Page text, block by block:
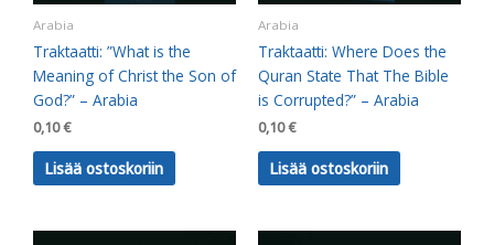
Arabia
Traktaatti: ”What is the
Meaning of Christ the Son of
God?” – Arabia
0,10€
Lisää ostoskoriin
Arabia
Traktaatti: Where Does the
Quran State That The Bible
is Corrupted?” – Arabia
0,10€
Lisää ostoskoriin